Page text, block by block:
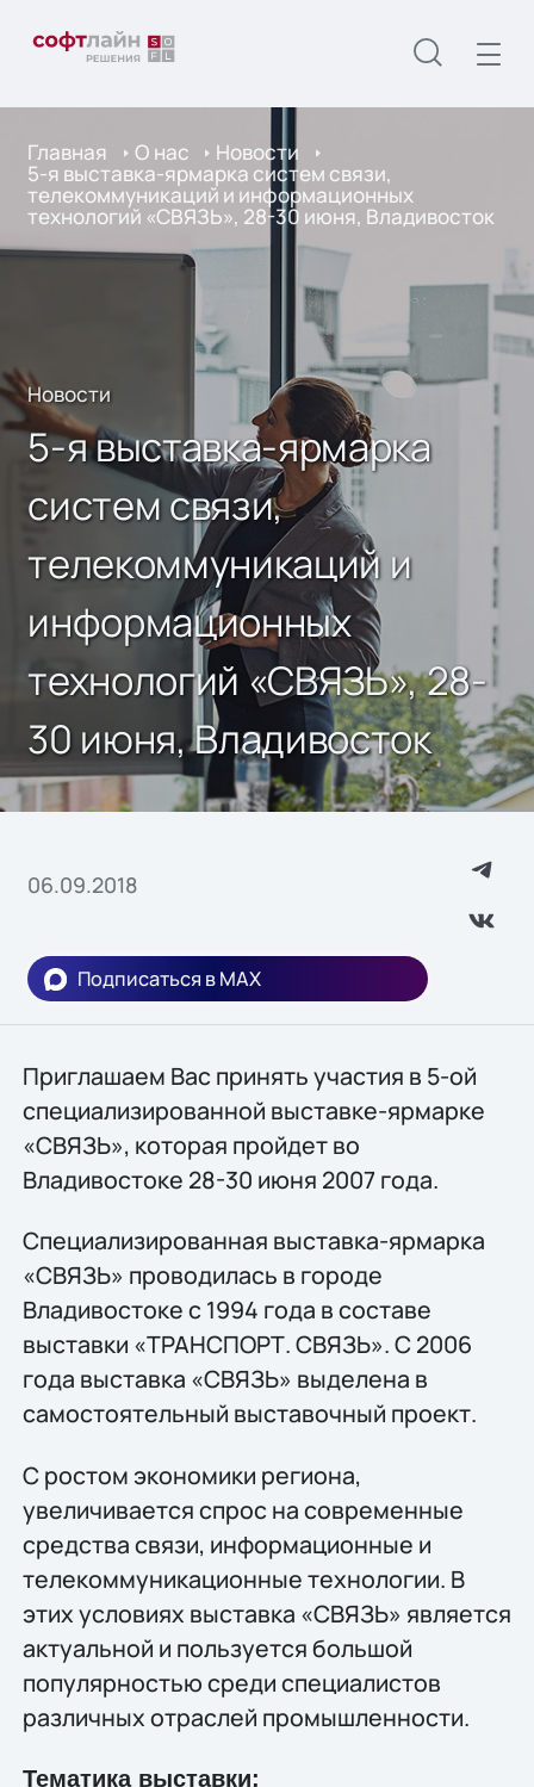
Главная О нас Новости
5-я выставка-ярмарка систем связи,
телекоммуникаций и информационных
технологий «СВЯЗЬ», 28-30 июня, Владивосток
Новости
5-я выставка-ярмарка
систем связи,
телекоммуникаций и
информационных
технологий «СВЯЗЬ», 28-
30 июня, Владивосток
06.09.2018
Подписаться в MAX
Приглашаем Вас принять участия в 5-ой
специализированной выставке-ярмарке
«СВЯЗЬ», которая пройдет во
Владивостоке 28-30 июня 2007 года.
Специализированная выставка-ярмарка
«СВЯЗЬ» проводилась в городе
Владивостоке с 1994 года в составе
выставки «ТРАНСПОРТ. СВЯЗЬ». С 2006
года выставка «СВЯЗЬ» выделена в
самостоятельный выставочный проект.
С ростом экономики региона,
увеличивается спрос на современные
средства связи, информационные и
телекоммуникационные технологии. В
этих условиях выставка «СВЯЗЬ» является
актуальной и пользуется большой
популярностью среди специалистов
различных отраслей промышленности.
Тематика выставки: